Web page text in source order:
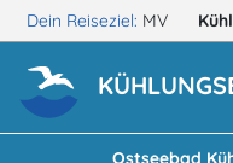
Dein Reiseziel: MV
Ostseebad